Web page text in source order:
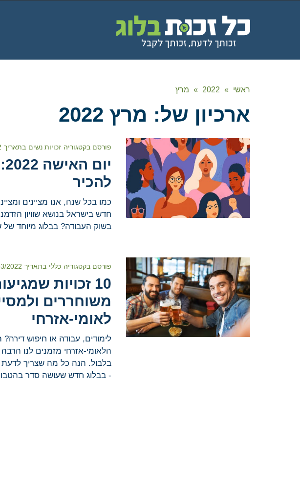
ראשי »
2022
» מרץ
ארכיון של: מרץ 2022
פורסם בקטגוריה זכויות נשים בתאריך
להכיר
כמו בכל שנה, אנו מציינים
חדש בישראל בנושא שוויון
בשוק העבודה? בבלוג מיוחד של
פורסם בקטגוריה כללי בתאריך 2022
10 זכויות
משוחררים
לאומי-אזרחי
לימודים, עבודה או חיפוש
הלאומי-אזרחי מזמנים לנו
בלבול. הנה כל מה שצריך
- בבלוג חדש שעושה סדר